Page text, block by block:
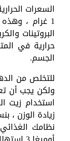
الجسم.
للتخلص من
ولكن يجب أن
استخدام زيت
نظامك